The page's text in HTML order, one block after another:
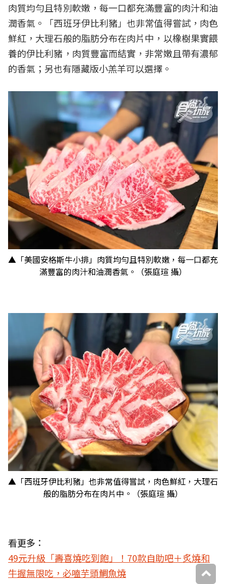
肉質均勻且特別軟嫩，每一口都充滿豐富的肉汁和油
潤香氣。「西班牙伊比利豬」也非常值得嘗試，肉色
鮮紅，大理石般的脂肪分布在肉片中，以橡樹果實餵
養的伊比利豬，肉質豐富而結實，非常嫩且帶有濃郁
的香氣；另也有隱藏版小羔羊可以選擇。
​​​​​​​▲「美國安格斯牛小排」肉質均勻且特別軟嫩，每一口都充
滿豐富的肉汁和油潤香氣。（張庭瑄 攝）
​​​​​​​▲「西班牙伊比利豬」也非常值得嘗試，肉色鮮紅，大理石
般的脂肪分布在肉片中。（張庭瑄 攝）
看更多：
49元升級「壽喜燒吃到飽」！70款自助吧＋炙燒和
牛握無限吃，必嗑芋頭鯛魚燒